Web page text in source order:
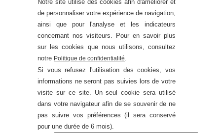
Notre site utilise des cookies afin d'améliorer et
de personnaliser votre expérience de navigation,
ainsi que pour l'analyse et les indicateurs
concernant nos visiteurs. Pour en savoir plus
sur les cookies que nous utilisons, consultez
notre Politique de confidentialité
Si vous refusez l'utilisation des cookies, vos
informations ne seront pas suivies lors de votre
visite sur ce site. Un seul cookie sera utilisé
dans votre navigateur afin de se souvenir de ne
pas suivre vos préférences (il sera conservé
pour une durée de 6 mois).